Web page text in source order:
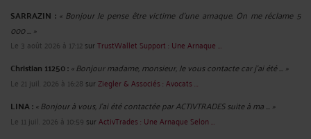
SARRAZIN : « Bonjour Je pense être victime d'une arnaque. On me réclame 5
000 ... »
Le 3 août 2026 à 17:12surTrustWallet Support : Une Arnaque ...
Christian 11250 :« Bonjour madame, monsieur, Je vous contacte car j'ai été ... »
Le 21 juil. 2026 à 16:28 surZiegler & Associés : Avocats ...
LINA :« Bonjour à vous, J'ai été contactée par ACTIVTRADES suite à ma ... »
Le 11 juil. 2026 à 10:59 surActivTrades : Une Arnaque Selon ...